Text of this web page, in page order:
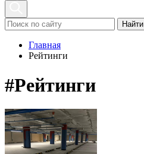
Найти
Главная
Рейтинги
#Рейтинги